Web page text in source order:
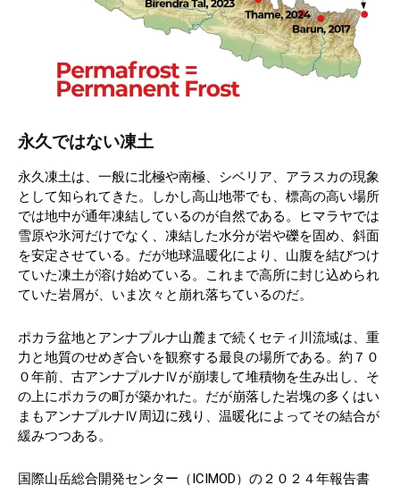
永久ではない凍土
永久凍土は、一般に北極や南極、シベリア、アラスカの現象
として知られてきた。しかし高山地帯でも、標高の高い場所
では地中が通年凍結しているのが自然である。ヒマラヤでは
雪原や氷河だけでなく、凍結した水分が岩や礫を固め、斜面
を安定させている。だが地球温暖化により、山腹を結びつけ
ていた凍土が溶け始めている。これまで高所に封じ込められ
ていた岩屑が、いま次々と崩れ落ちているのだ。
ポカラ盆地とアンナプルナ山麓まで続くセティ川流域は、重
力と地質のせめぎ合いを観察する最良の場所である。約７０
０年前、古アンナプルナⅣが崩壊して堆積物を生み出し、そ
の上にポカラの町が築かれた。だが崩落した岩塊の多くはい
まもアンナプルナⅣ周辺に残り、温暖化によってその結合が
緩みつつある。
国際山岳総合開発センター（ICIMOD）の２０２４年報告書